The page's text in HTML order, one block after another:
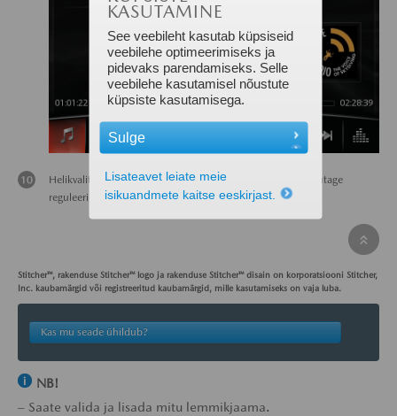
Helikvaliteedi tasemete reguleerimiseks valige
. Kasutage
reguleerimiseks multimeediumisisu juhtnuppu.
Stitcher™, rakenduse Stitcher™ logo ja rakenduse Stitcher™ disain on korporatsiooni Stitcher,
Inc. kaubamärgid või registreeritud kaubamärgid, mille kasutamiseks on vaja luba.
Kas mu seade ühildub?
NB!
– Saate valida ja lisada mitu lemmikjaama.
KASUTAMINE
See veebileht kasutab küpsiseid
veebilehe optimeerimiseks ja
pidevaks parendamiseks. Selle
veebilehe kasutamisel nõustute
küpsiste kasutamisega.
Sulge
Lisateavet leiate meie
isikuandmete kaitse eeskirjast.